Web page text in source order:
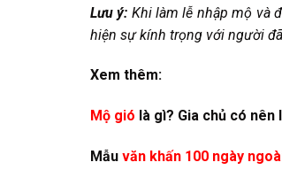
Lưu ý: Khi làm lễ nhập mộ và
hiện sự kính trọng với người
Xem thêm:
Mộ gió là gì? Gia chủ có nên
Mẫu văn khấn 100 ngày